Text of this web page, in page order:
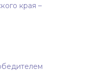
края –